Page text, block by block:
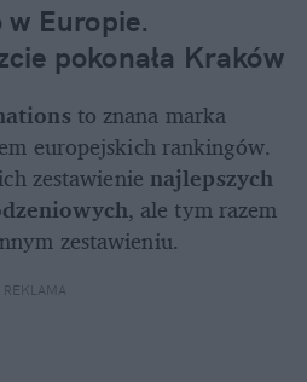
w Europie.
pokonała Kraków
to znana marka
europejskich rankingów.
zestawienie najlepszych
, ale tym razem
zestawieniu.
REKLAMA